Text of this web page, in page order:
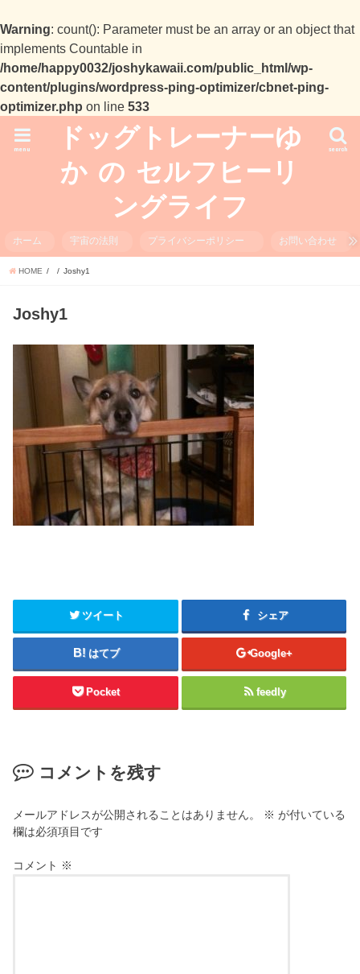
Warning: count(): Parameter must be an array or an object that
implements Countable in
/home/happy0032/joshykawaii.com/public_html/wp-
content/plugins/wordpress-ping-optimizer/cbnet-ping-
optimizer.php on line 533
ドッグトレーナーゆ
か の セルフヒーリ
ングライフ
search
menu
ホーム 宇宙の法則 プライバシーポリシー お問い合わせ
HOME Joshy1
Joshy1
ツイート シェア
はてブ Google+
Pocket feedly
コメントを残す
メールアドレスが公開されることはありません。 ※ が付いている
欄は必須項目です
コメント ※